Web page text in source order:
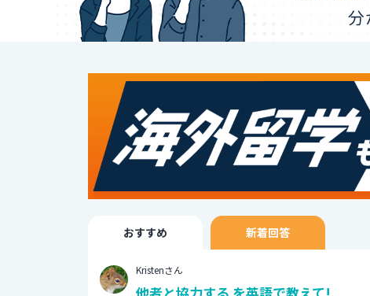
おすすめ 新着回答
Kristenさん